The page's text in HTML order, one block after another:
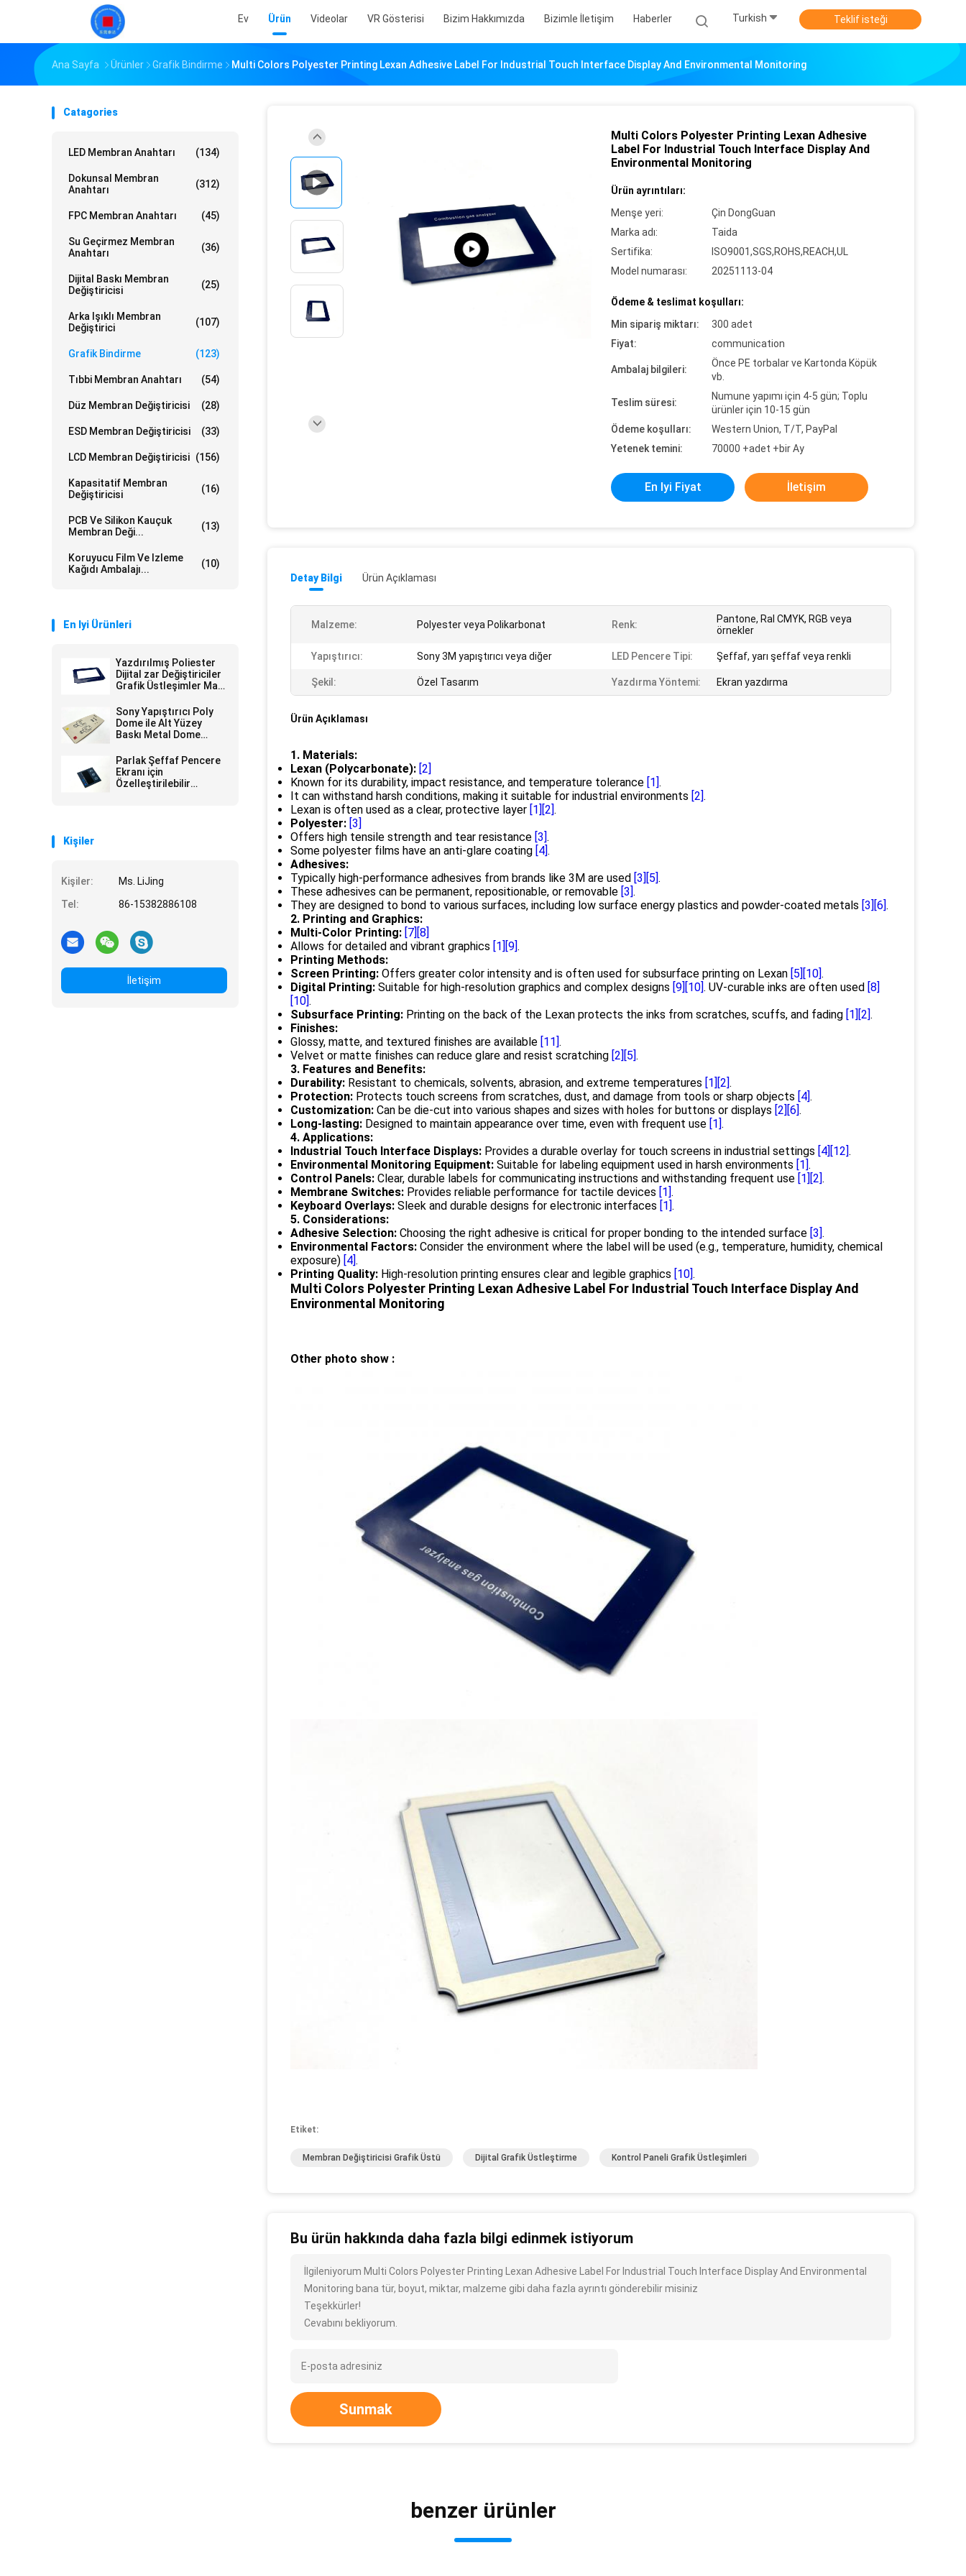
Ev Ürün Videolar VR Gösterisi Bizim Hakkımızda Bizimle İletişim Haberler Turkish Teklif isteği
Ana Sayfa Ürünler Grafik Bindirme Multi Colors Polyester Printing Lexan Adhesive Label For Industrial Touch Interface Display And Environmental Monitoring
Catagories
LED Membran Anahtarı (134)
Dokunsal Membran
Anahtarı
(312)
FPC Membran Anahtarı (45)
Su Geçirmez Membran
Anahtarı
(36)
Dijital Baskı Membran
Değiştiricisi
(25)
Arka Işıklı Membran
Değiştirici
(107)
Grafik Bindirme (123)
Tıbbi Membran Anahtarı (54)
Düz Membran Değiştiricisi (28)
ESD Membran Değiştiricisi (33)
LCD Membran Değiştiricisi (156)
Kapasitatif Membran
Değiştiricisi
(16)
PCB Ve Silikon Kauçuk
Membran Deği...
(13)
Koruyucu Film Ve Izleme
Kağıdı Ambalajı...
(10)
En Iyi Ürünleri
Yazdırılmış Poliester
Dijital zar Değiştiriciler
Grafik Üstleşimler Mat
Sony Yapıştırıcı Poly
Dome ile Alt Yüzey
Baskı Metal Dome
Parlak Şeffaf Pencere
Ekranı için
Özelleştirilebilir
Kişiler
Kişiler:
Ms. LiJing
Tel:
86-15382886108
İletişim
Multi Colors Polyester Printing Lexan Adhesive
Label For Industrial Touch Interface Display And
Environmental Monitoring
Ürün ayrıntıları:
Menşe yeri:
Çin DongGuan
Marka adı:
Taida
Sertifika:
ISO9001,SGS,ROHS,REACH,UL
Model numarası:
20251113-04
Ödeme & teslimat koşulları:
Min sipariş miktarı:
300 adet
Fiyat:
communication
Ambalaj bilgileri:
Önce PE torbalar ve Kartonda Köpük
vb.
Teslim süresi:
Numune yapımı için 4-5 gün; Toplu
ürünler için 10-15 gün
Ödeme koşulları:
Western Union, T/T, PayPal
Yetenek temini:
70000 +adet +bir Ay
En Iyi Fiyat İletişim
Detay Bilgi Ürün Açıklaması
Malzeme: Polyester veya Polikarbonat Renk:
Pantone, Ral CMYK, RGB veya
örnekler
Yapıştırıcı: Sony 3M yapıştırıcı veya diğer LED Pencere Tipi: Şeffaf, yarı şeffaf veya renkli
Şekil: Özel Tasarım Yazdırma Yöntemi: Ekran yazdırma
Ürün Açıklaması
1. Materials:
Lexan (Polycarbonate): [2]
Known for its durability, impact resistance, and temperature tolerance [1].
It can withstand harsh conditions, making it suitable for industrial environments [2].
Lexan is often used as a clear, protective layer [1] [2].
Polyester: [3]
Offers high tensile strength and tear resistance [3].
Some polyester films have an anti-glare coating [4].
Adhesives:
Typically high-performance adhesives from brands like 3M are used [3] [5].
These adhesives can be permanent, repositionable, or removable [3].
They are designed to bond to various surfaces, including low surface energy plastics and powder-coated metals [3] [6].
2. Printing and Graphics:
Multi-Color Printing: [7] [8]
Allows for detailed and vibrant graphics [1] [9].
Printing Methods:
Screen Printing: Offers greater color intensity and is often used for subsurface printing on Lexan [5] [10].
Digital Printing: Suitable for high-resolution graphics and complex designs [9] [10]. UV-curable inks are often used [8]
[10].
Subsurface Printing: Printing on the back of the Lexan protects the inks from scratches, scuffs, and fading [1] [2].
Finishes:
Glossy, matte, and textured finishes are available [11].
Velvet or matte finishes can reduce glare and resist scratching [2] [5].
3. Features and Benefits:
Durability: Resistant to chemicals, solvents, abrasion, and extreme temperatures [1] [2].
Protection: Protects touch screens from scratches, dust, and damage from tools or sharp objects [4].
Customization: Can be die-cut into various shapes and sizes with holes for buttons or displays [2] [6].
Long-lasting: Designed to maintain appearance over time, even with frequent use [1].
4. Applications:
Industrial Touch Interface Displays: Provides a durable overlay for touch screens in industrial settings [4] [12].
Environmental Monitoring Equipment: Suitable for labeling equipment used in harsh environments [1].
Control Panels: Clear, durable labels for communicating instructions and withstanding frequent use [1] [2].
Membrane Switches: Provides reliable performance for tactile devices [1].
Keyboard Overlays: Sleek and durable designs for electronic interfaces [1].
5. Considerations:
Adhesive Selection: Choosing the right adhesive is critical for proper bonding to the intended surface [3].
Environmental Factors: Consider the environment where the label will be used (e.g., temperature, humidity, chemical
exposure) [4].
Printing Quality: High-resolution printing ensures clear and legible graphics [10].
Multi Colors Polyester Printing Lexan Adhesive Label For Industrial Touch Interface Display And
Environmental Monitoring
Other photo show :
Etiket:
Membran Değiştiricisi Grafik Üstü Dijital Grafik Üstleştirme Kontrol Paneli Grafik Üstleşimleri
Bu ürün hakkında daha fazla bilgi edinmek istiyorum
İlgileniyorum Multi Colors Polyester Printing Lexan Adhesive Label For Industrial Touch Interface Display And Environmental
Monitoring bana tür, boyut, miktar, malzeme gibi daha fazla ayrıntı gönderebilir misiniz
Teşekkürler!
Cevabını bekliyorum.
Sunmak
benzer ürünler